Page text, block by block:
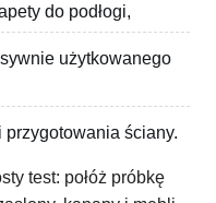
do podłogi,
użytkowanego
ściany.
test: połóż próbkę